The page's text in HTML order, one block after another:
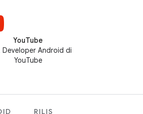
YouTube
Developer Android di
YouTube
RILIS